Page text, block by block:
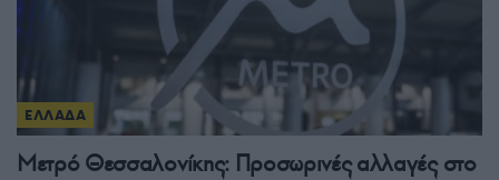
ΕΛΛΑΔΑ
Μετρό Θεσσαλονίκης: Προσωρινές αλλαγές στο